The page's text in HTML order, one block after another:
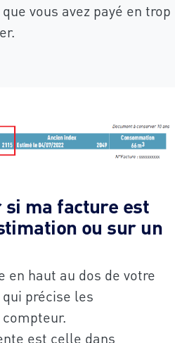
vous avez payé en trop
ma facture est
ou sur un
en haut au dos de votre
précise les
est celle dans